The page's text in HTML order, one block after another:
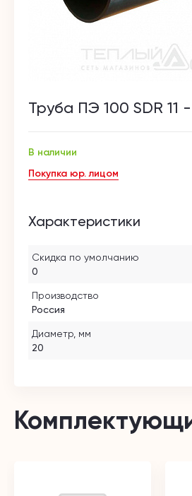
Труба ПЭ 100 SDR 11
В наличии
Покупка юр. лицом
Характеристики
Скидка по умолчанию
0
Производство
Россия
Диаметр, мм
20